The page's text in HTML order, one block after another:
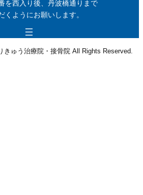
を西入り後、丹波橋通りまで
くようにお願いします。
ゅう治療院・接骨院 All Rights Reserved.